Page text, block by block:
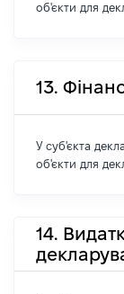
об'єкти для
13.
У суб'єкта
об'єкти для
14.